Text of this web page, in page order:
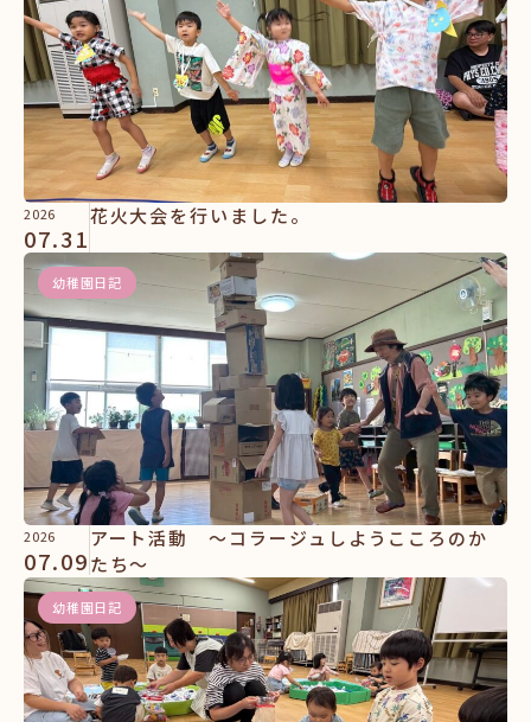
2026
07.31
花火大会を行いました。
幼稚園日記
2026
07.09
アート活動 ～コラージュしようこころのか
たち～
幼稚園日記